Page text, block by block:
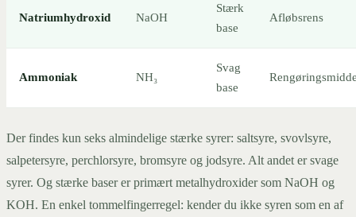
Natriumhydroxid NaOH
Stærk
base
Afløbsrens
Ammoniak NH₃
Svag
base
Der findes kun seks almindelige stærke syrer: saltsyre, svovlsyre,
salpetersyre, perchlorsyre, bromsyre og jodsyre. Alt andet er svage
syrer. Og stærke baser er primært metalhydroxider som NaOH og
KOH. En enkel tommelfingerregel: kender du ikke syren som en af